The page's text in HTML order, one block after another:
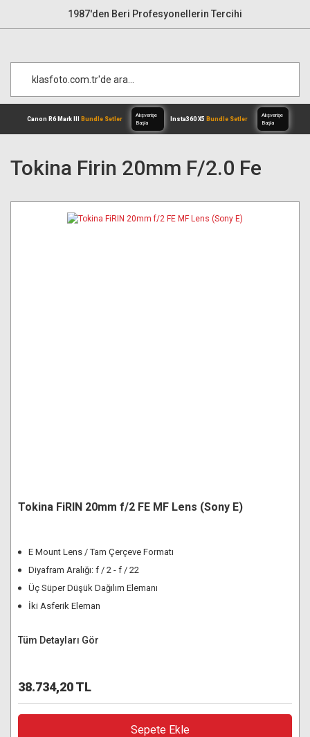
1987'den Beri Profesyonellerin Tercihi
Başla
Tokina Firin 20mm F/2.0 Fe
Tokina FiRIN 20mm f/2 FE MF Lens (Sony E)
E Mount Lens / Tam Çerçeve Formatı
Diyafram Aralığı: f / 2 - f / 22
Üç Süper Düşük Dağılım Elemanı
İki Asferik Eleman
Tüm Detayları Gör
38.734,20 TL
Sepete Ekle